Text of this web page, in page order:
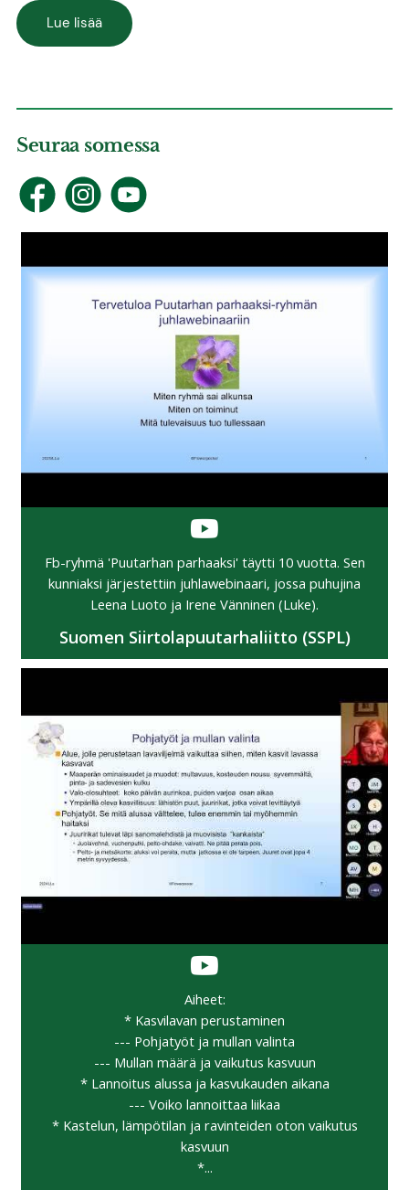
Lue lisää
Seuraa somessa
Fb-ryhmä 'Puutarhan parhaaksi' täytti 10 vuotta. Sen
kunniaksi järjestettiin juhlawebinaari, jossa puhujina
Leena Luoto ja Irene Vänninen (Luke).
Suomen Siirtolapuutarhaliitto (SSPL)
Aiheet:
* Kasvilavan perustaminen
--- Pohjatyöt ja mullan valinta
--- Mullan määrä ja vaikutus kasvuun
* Lannoitus alussa ja kasvukauden aikana
--- Voiko lannoittaa liikaa
* Kastelun, lämpötilan ja ravinteiden oton vaikutus
kasvuun
*...